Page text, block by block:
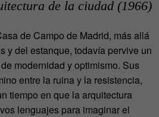
de la ciudad (1966)
de Campo de Madrid, más allá
y del estanque, todavía pervive un
modernidad y optimismo. Sus
entre la ruina y la resistencia,
tiempo en que la arquitectura
lenguajes para imaginar el